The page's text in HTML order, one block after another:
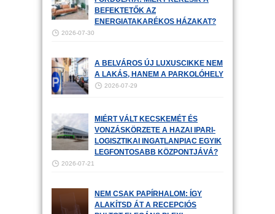
BEFEKTETŐK AZ
ENERGIATAKARÉKOS HÁZAKAT?
2026-07-30
A BELVÁROS ÚJ LUXUSCIKKE NEM
A LAKÁS, HANEM A PARKOLÓHELY
2026-07-29
MIÉRT VÁLT KECSKEMÉT ÉS
VONZÁSKÖRZETE A HAZAI IPARI-
LOGISZTIKAI INGATLANPIAC EGYIK
LEGFONTOSABB KÖZPONTJÁVÁ?
2026-07-21
NEM CSAK PAPÍRHALOM: ÍGY
ALAKÍTSD ÁT A RECEPCIÓS